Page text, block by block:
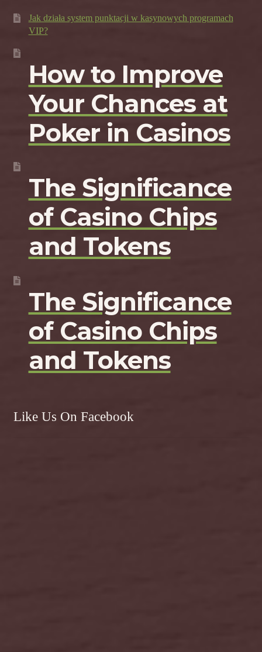
Jak działa system punktacji w kasynowych programach
VIP?
How to Improve
Your Chances at
Poker in Casinos
The Significance
of Casino Chips
and Tokens
The Significance
of Casino Chips
and Tokens
Like Us On Facebook